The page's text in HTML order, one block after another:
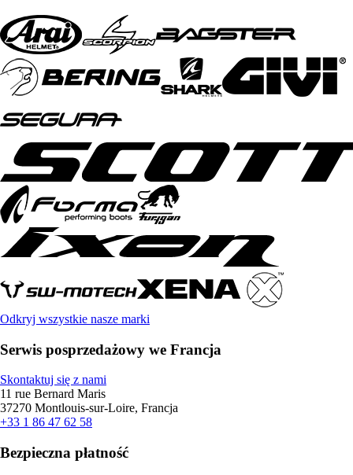
Odkryj wszystkie nasze marki
Serwis posprzedażowy we Francja
Skontaktuj się z nami
11 rue Bernard Maris
37270 Montlouis-sur-Loire, Francja
+33 1 86 47 62 58
Bezpieczna płatność